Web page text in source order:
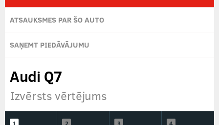
ATSAUKSMES PAR ŠO AUTO
SAŅEMT PIEDĀVĀJUMU
Audi Q7
Izvērsts vērtējums